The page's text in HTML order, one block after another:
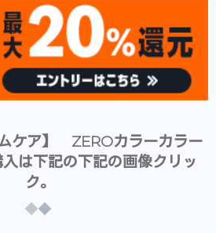
ムケア】 ZEROカラーカラー
は下記の下記の画像クリッ
ク。